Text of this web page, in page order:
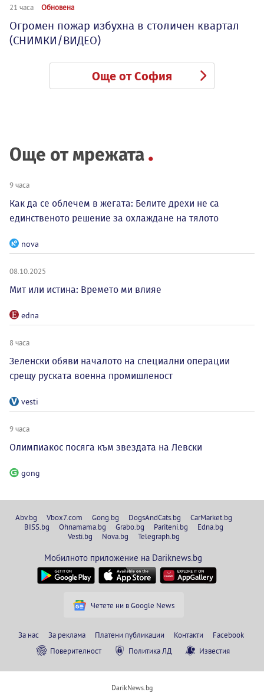
21 часа Обновена
Огромен пожар избухна в столичен квартал
(СНИМКИ/ВИДЕО)
Още от София
Още от мрежата
9 часа
Как да се облечем в жегата: Белите дрехи не са
единственото решение за охлаждане на тялото
nova
08.10.2025
Мит или истина: Времето ми влияе
edna
8 часа
Зеленски обяви началото на специални операции
срещу руската военна промишленост
vesti
9 часа
Олимпиакос посяга към звездата на Левски
gong
Abv.bg Vbox7.com Gong.bg DogsAndCats.bg
CarMarket.bg
BISS.bg
Ohnamama.bg Grabo.bg Pariteni.bg
Edna.bg
Vesti.bg
Nova.bg Telegraph.bg
Мобилното приложение на Dariknews.bg
Четете ни в Google News
За нас За реклама Платени публикации Контакти
Facebook
Поверителност
Политика ЛД Известия
DarikNews.bg